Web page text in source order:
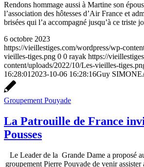
Rendons hommage aussi à Martine son
l’association des hôtesses d’Air France et
brisées qui l’a accompagné jusqu’à ce triste
6 octobre 2023
https://vieillestiges.com/wordpress/wp-
vieilles-tiges.png 0 0 rayak https://
content/uploads/2022/10/Les-vieilles-
16:28:01 2023-10-06 16:28:16Guy
Groupement Pouyade
La Patrouille de France
Pousses
Le Leader de la Grande Dame a proposé
groupement Pierre Pouyade de venir